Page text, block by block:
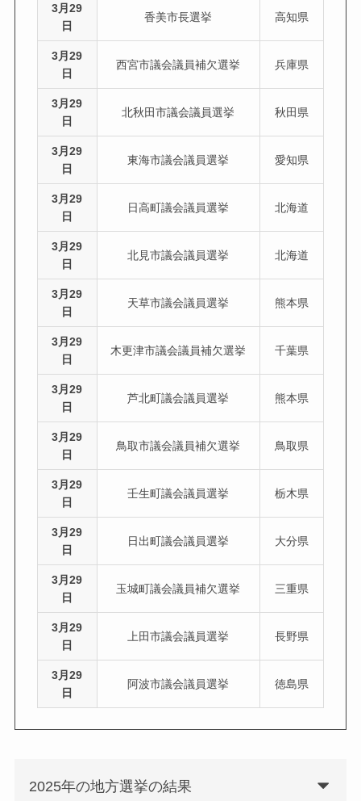
3月29
日
香美市長選挙 高知県
3月29
日
西宮市議会議員補欠選挙 兵庫県
3月29
日
北秋田市議会議員選挙 秋田県
3月29
日
東海市議会議員選挙 愛知県
3月29
日
日高町議会議員選挙 北海道
3月29
日
北見市議会議員選挙 北海道
3月29
日
天草市議会議員選挙 熊本県
3月29
日
木更津市議会議員補欠選挙 千葉県
3月29
日
芦北町議会議員選挙 熊本県
3月29
日
鳥取市議会議員補欠選挙 鳥取県
3月29
日
壬生町議会議員選挙 栃木県
3月29
日
日出町議会議員選挙 大分県
3月29
日
玉城町議会議員補欠選挙 三重県
3月29
日
上田市議会議員選挙 長野県
3月29
日
阿波市議会議員選挙 徳島県
2025年の地方選挙の結果